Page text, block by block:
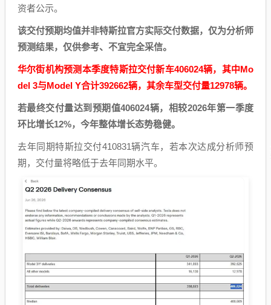
资者公示。
该交付预期均值并非特斯拉官方实际交付数据，仅为分析师
预测结果，仅供参考、不宜完全采信。
华尔街机构预测本季度特斯拉交付新车406024辆，其中Mo
del 3与Model Y合计392662辆，其余车型交付量12978辆。
若最终交付量达到预期值406024辆，相较2026年第一季度
环比增长12%，今年整体增长态势稳健。
去年同期特斯拉交付410831辆汽车，若本次达成分析师预
期，交付量将略低于去年同期水平。